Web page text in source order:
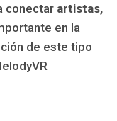
conectar artistas,
en la
de este tipo